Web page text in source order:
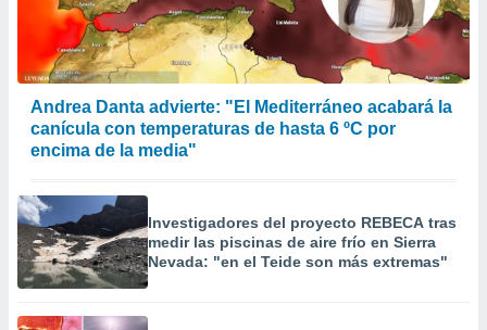
Andrea Danta advierte: "El Mediterráneo acabará la
canícula con temperaturas de hasta 6 ºC por
encima de la media"
Investigadores del proyecto REBECA tras
medir las piscinas de aire frío en Sierra
Nevada: "en el Teide son más extremas"